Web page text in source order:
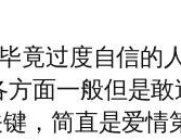
竟过度自信的
面一般但是敢
，简直是爱情